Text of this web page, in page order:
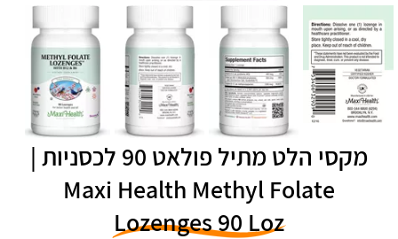
מקסי הלט מתיל פולאט 90 לכסניות |
Maxi Health Methyl Folate
Lozenges 90 Loz